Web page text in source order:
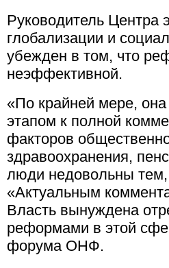
Руководитель Центра
глобализации и
убежден в том, что
неэффективной.
«По крайней мере,
этапом к полной
факторов
здравоохранения,
люди недовольны тем,
«Актуальным
Власть вынуждена
реформами в этой
форума ОНФ.